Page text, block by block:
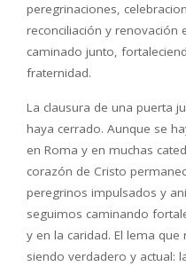
peregrinaciones,
reconciliación y renovación
caminado junto,
fraternidad.
La clausura de una puerta
haya cerrado. Aunque se
en Roma y en muchas
corazón de Cristo
peregrinos impulsados y
seguimos caminando
y en la caridad. El lema
siendo verdadero y actual: